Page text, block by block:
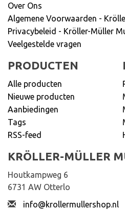
Over Ons
Algemene Voorwaarden -
Privacybeleid - Kröller-Müller
Veelgestelde vragen
PRODUCTEN
Alle producten
Nieuwe producten
Aanbiedingen
Tags
RSS-feed
KRÖLLER-MÜLLER
Houtkampweg 6
6731 AW Otterlo
info@krollermullershop.nl